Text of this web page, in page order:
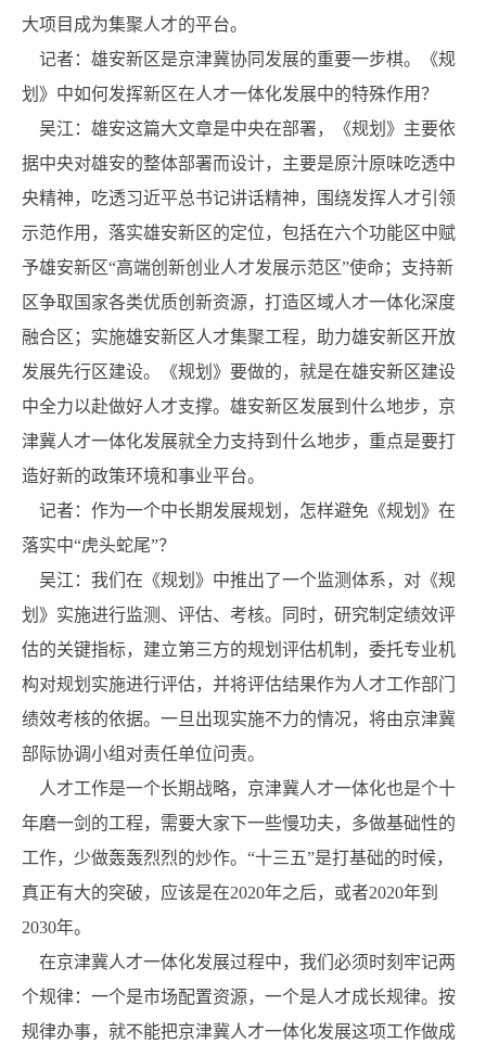
大项目成为集聚人才的平台。
记者：雄安新区是京津冀协同发展的重要一步棋。《规
划》中如何发挥新区在人才一体化发展中的特殊作用？
吴江：雄安这篇大文章是中央在部署，《规划》主要依
据中央对雄安的整体部署而设计，主要是原汁原味吃透中
央精神，吃透习近平总书记讲话精神，围绕发挥人才引领
示范作用，落实雄安新区的定位，包括在六个功能区中赋
予雄安新区“高端创新创业人才发展示范区”使命；支持新
区争取国家各类优质创新资源，打造区域人才一体化深度
融合区；实施雄安新区人才集聚工程，助力雄安新区开放
发展先行区建设。《规划》要做的，就是在雄安新区建设
中全力以赴做好人才支撑。雄安新区发展到什么地步，京
津冀人才一体化发展就全力支持到什么地步，重点是要打
造好新的政策环境和事业平台。
记者：作为一个中长期发展规划，怎样避免《规划》在
落实中“虎头蛇尾”？
吴江：我们在《规划》中推出了一个监测体系，对《规
划》实施进行监测、评估、考核。同时，研究制定绩效评
估的关键指标，建立第三方的规划评估机制，委托专业机
构对规划实施进行评估，并将评估结果作为人才工作部门
绩效考核的依据。一旦出现实施不力的情况，将由京津冀
部际协调小组对责任单位问责。
人才工作是一个长期战略，京津冀人才一体化也是个十
年磨一剑的工程，需要大家下一些慢功夫，多做基础性的
工作，少做轰轰烈烈的炒作。“十三五”是打基础的时候，
真正有大的突破，应该是在2020年之后，或者2020年到
2030年。
在京津冀人才一体化发展过程中，我们必须时刻牢记两
个规律：一个是市场配置资源，一个是人才成长规律。按
规律办事，就不能把京津冀人才一体化发展这项工作做成